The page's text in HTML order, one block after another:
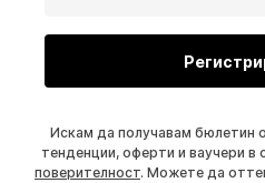
Искам да получавам бюлетин
тенденции, оферти и ваучери в
поверителност. Можете да